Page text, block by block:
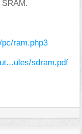
ram.php3
sdram.pdf